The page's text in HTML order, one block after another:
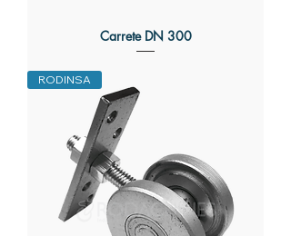
Carrete DN 300
RODINSA